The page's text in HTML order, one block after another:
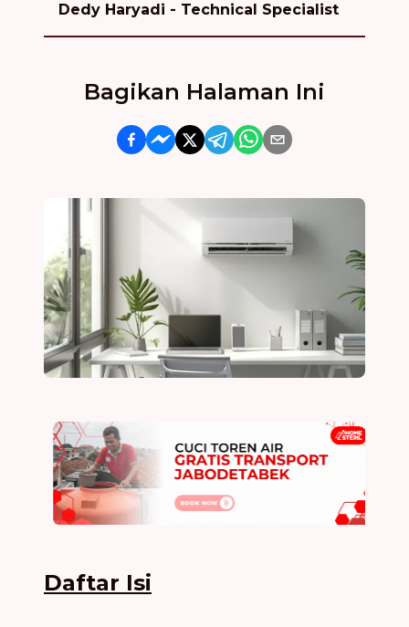
Dedy Haryadi - Technical Specialist
Bagikan Halaman Ini
Daftar Isi